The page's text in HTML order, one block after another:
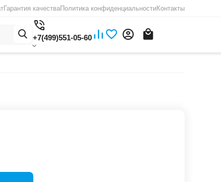
Гарантия качестваПолитика конфиденциальностиКонтакты
+7(499)551-05-60